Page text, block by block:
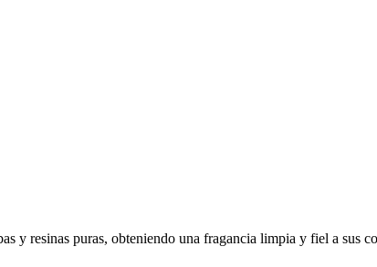
y resinas puras, obteniendo una fragancia limpia y fiel a sus